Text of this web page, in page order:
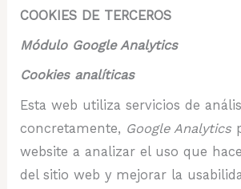
COOKIES DE TERCEROS
Módulo Google Analytics
Cookies analíticas
Esta web utiliza servicios de
concretamente, Google Analytics
website a analizar el uso que
del sitio web y mejorar la